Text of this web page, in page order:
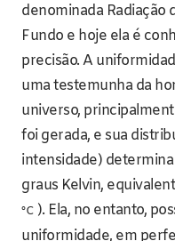
denominada Radiação
Fundo e hoje ela é
precisão. A
uma testemunha da
universo,
foi gerada, e sua
intensidade)
graus Kelvin,
°C ). Ela, no entanto,
uniformidade, em